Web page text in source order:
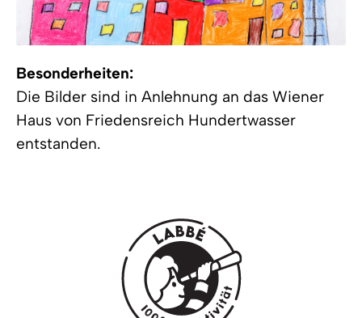
Besonderheiten:
Die Bilder sind in Anlehnung an das Wiener
Haus von Friedensreich Hundertwasser
entstanden.